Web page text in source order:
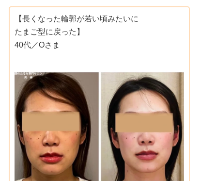
【長くなった輪郭が若い頃みたいに
たまご型に戻った】
40代／Oさま